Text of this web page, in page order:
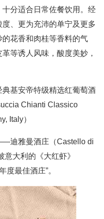
分适合日常佐餐饮用。经
、更为充沛的单宁及更多
花香和肉桂等香料的气
等诱人风味，酸度美妙，
基安帝特级精选红葡萄酒
Chianti Classico
Italy）
迪雅曼酒庄（Castello di
大利的《大红虾》
度最佳酒庄”。